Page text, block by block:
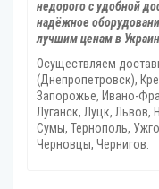
недорого с удобной
надёжное
лучшим ценам в
Осуществляем
(Днепропетровск),
Запорожье, Ивано-
Луганск, Луцк, Львов,
Сумы, Тернополь,
Черновцы, Чернигов.